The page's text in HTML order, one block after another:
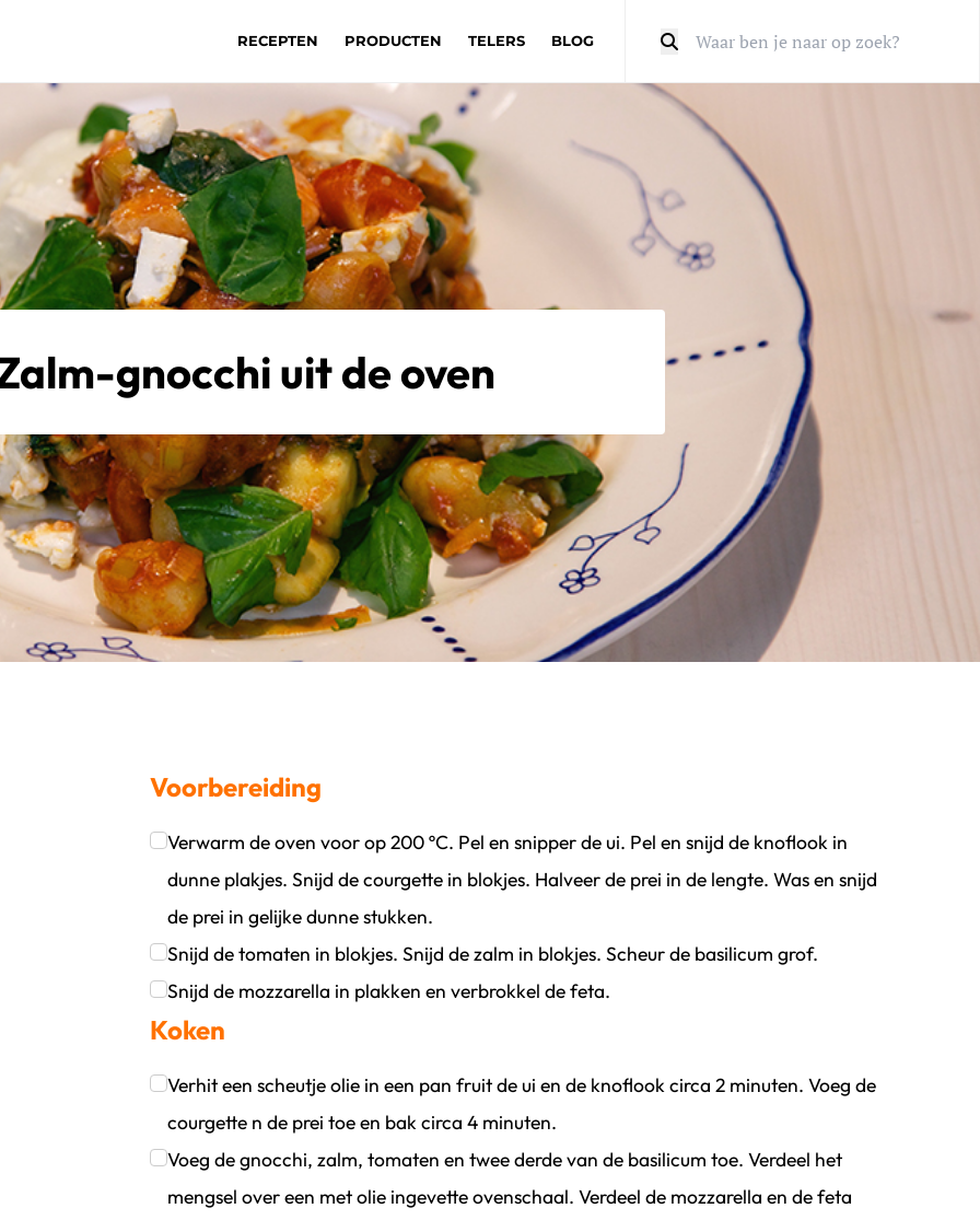
RECEPTEN PRODUCTEN TELERS BLOG
gnocchi uit de oven
persoon
Voorbereiding
Verwarm de oven voor op 200 ºC. Pel en snipper de ui. Pel en snijd de knoflook in
dunne plakjes. Snijd de courgette in blokjes. Halveer de prei in de lengte. Was en snijd
de prei in gelijke dunne stukken.
Klik om dit selectievakje aan te vinken
Snijd de tomaten in blokjes. Snijd de zalm in blokjes. Scheur de basilicum grof.
Klik om dit selectievakje aan te vinken
Snijd de mozzarella in plakken en verbrokkel de feta.
Klik om dit selectievakje aan te vinken
Koken
Verhit een scheutje olie in een pan fruit de ui en de knoflook circa 2 minuten. Voeg de
courgette n de prei toe en bak circa 4 minuten.
Klik om dit selectievakje aan te vinken
Voeg de gnocchi, zalm, tomaten en twee derde van de basilicum toe. Verdeel het
mengsel over een met olie ingevette ovenschaal. Verdeel de mozzarella en de feta